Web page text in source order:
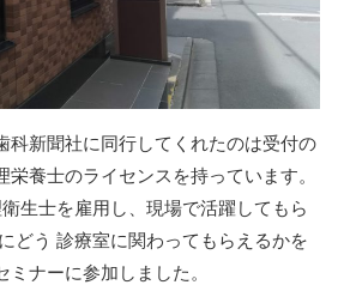
科新聞社に同行してくれたのは受付の
栄養士のライセンスを持っています。
生士を雇用し、現場で活躍してもら
どう 診療室に関わってもらえるかを
ナーに参加しました。